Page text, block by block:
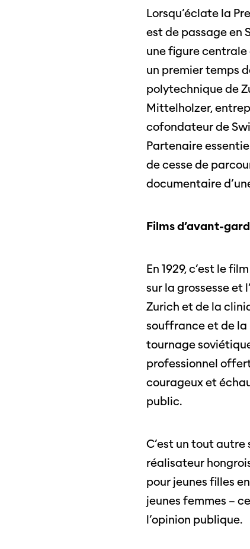
Programme 61e édition
Prix et Jurys
Partenaires
précédents
SO
Lorsqu’éclate la
est de passage en
une figure centrale
un premier temps
polytechnique de
Mittelholzer,
cofondateur de
Partenaire
de cesse de
documentaire
Films d’avant-
En 1929, c’est le
sur la grossesse et
Zurich et de la
souffrance et de la
tournage
professionnel
courageux et
public.
C’est un tout autre
réalisateur
pour jeunes filles
jeunes femmes –
l’opinion publique.